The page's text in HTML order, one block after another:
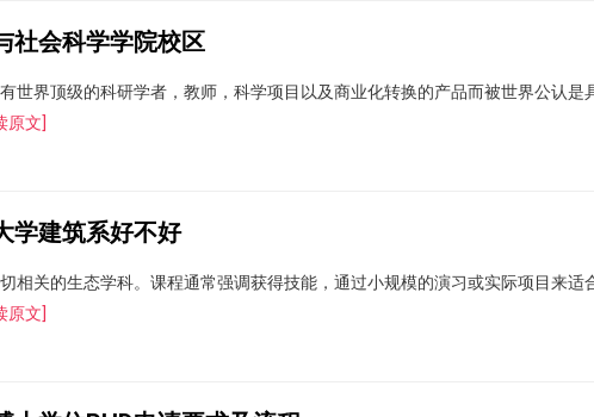
社会科学学院校区
世界顶级的科研学者，教师，科学项目以及商业化转换的产品而被世界公认是
原文]
学建筑系好不好
相关的生态学科。课程通常强调获得技能，通过小规模的演习或实际项目来适
原文]